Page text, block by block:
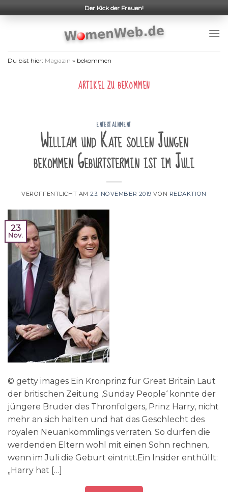
to
Der Kick der Frauen!
Du bist hier: Magazin » bekommen
ARTIKEL ZU BEKOMMEN
ENTERTAINMENT
William und Kate sollen Jungen
bekommen Geburtstermin ist im Juli
VERÖFFENTLICHT AM23. NOVEMBER 2019 VON REDAKTION
23
Nov.
© getty images Ein Kronprinz für Great Britain Laut
der britischen Zeitung ‚Sunday People‘ konnte der
jüngere Bruder des Thronfolgers, Prinz Harry, nicht
mehr an sich halten und hat das Geschlecht des
royalen Neuankömmlings verraten. So dürfen die
werdenden Eltern wohl mit einen Sohn rechnen,
wenn im Juli die Geburt eintritt.Ein Insider enthüllt:
„Harry hat […]